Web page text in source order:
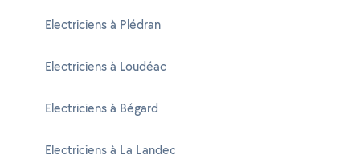
Electriciens à Plédran
Electriciens à Loudéac
Electriciens à Bégard
Electriciens à La Landec